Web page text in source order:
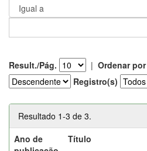
Result./Pág. | Ordenar por
Registro(s)
Resultado 1-3 de 3.
Ano de
Título